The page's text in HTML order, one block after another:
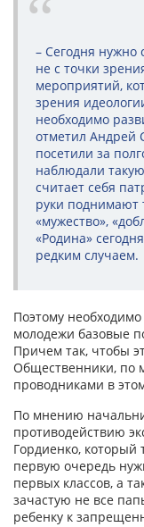
– Сегодня нужно
не с точки
мероприятий,
зрения
необходимо
отметил Андрей
посетили за
наблюдали
считает себя
руки поднимают
«мужество»,
«Родина»
редким случаем.
Поэтому
молодежи базовые
Причем так, чтобы
Общественники, по
проводниками в
По мнению
противодействию
Гордиенко, который
первую очередь
первых классов, а
зачастую не все
ребенку к